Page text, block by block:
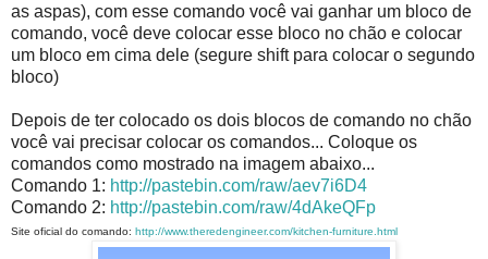
as aspas), com esse comando você vai ganhar um bloco de
comando, você deve colocar esse bloco no chão e colocar
um bloco em cima dele (segure shift para colocar o segundo
bloco)
Depois de ter colocado os dois blocos de comando no chão
você vai precisar colocar os comandos... Coloque os
comandos como mostrado na imagem abaixo...
Comando 1: http://pastebin.com/raw/aev7i6D4
Comando 2: http://pastebin.com/raw/4dAkeQFp
Site oficial do comando: http://www.theredengineer.com/kitchen-furniture.html